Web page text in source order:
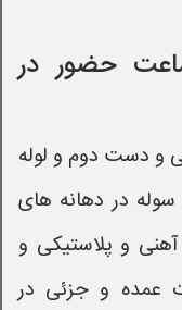
ساعت حضور در
و دست دوم و لوله
در دهانه های
و پلاستیکی و
عمده و جزئی در